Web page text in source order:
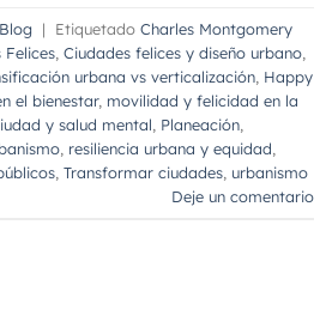
Blog | Etiquetado Charles Montgomery
Felices Ciudades felices y diseño urbano
urbana vs verticalización Happy
el bienestar, movilidad y felicidad en la
y salud mental Planeación
resiliencia urbana y equidad
Transformar ciudades urbanismo
Deje un comentario